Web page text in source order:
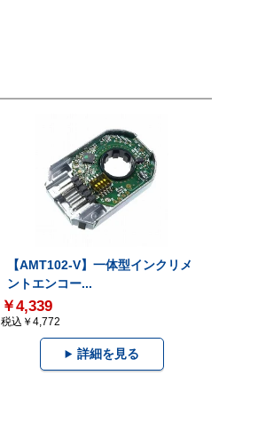
【AMT102-V】一体型インクリメ
ントエンコー...
￥4,339
税込￥4,772
詳細を見る